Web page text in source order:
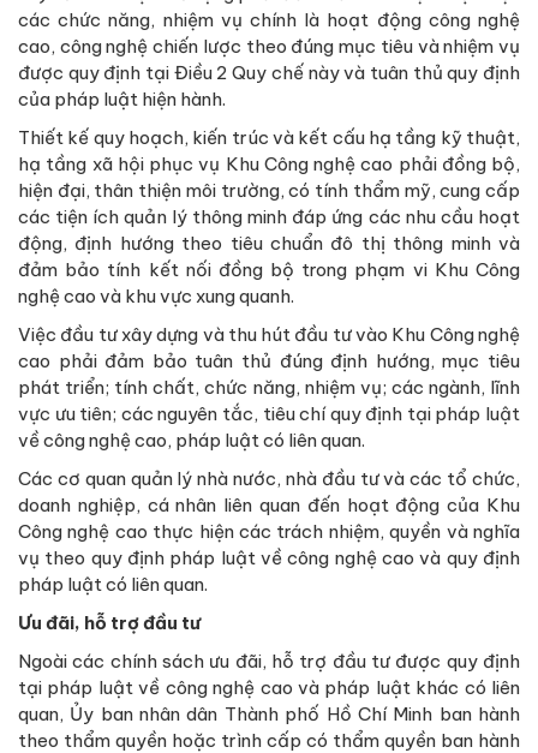
các chức năng, nhiệm vụ chính là hoạt động công nghệ
cao, công nghệ chiến lược theo đúng mục tiêu và nhiệm vụ
được quy định tại Điều 2 Quy chế này và tuân thủ quy định
của pháp luật hiện hành.
Thiết kế quy hoạch, kiến trúc và kết cấu hạ tầng kỹ thuật,
hạ tầng xã hội phục vụ Khu Công nghệ cao phải đồng bộ,
hiện đại, thân thiện môi trường, có tính thẩm mỹ, cung cấp
các tiện ích quản lý thông minh đáp ứng các nhu cầu hoạt
động, định hướng theo tiêu chuẩn đô thị thông minh và
đảm bảo tính kết nối đồng bộ trong phạm vi Khu Công
nghệ cao và khu vực xung quanh.
Việc đầu tư xây dựng và thu hút đầu tư vào Khu Công nghệ
cao phải đảm bảo tuân thủ đúng định hướng, mục tiêu
phát triển; tính chất, chức năng, nhiệm vụ; các ngành, lĩnh
vực ưu tiên; các nguyên tắc, tiêu chí quy định tại pháp luật
về công nghệ cao, pháp luật có liên quan.
Các cơ quan quản lý nhà nước, nhà đầu tư và các tổ chức,
doanh nghiệp, cá nhân liên quan đến hoạt động của Khu
Công nghệ cao thực hiện các trách nhiệm, quyền và nghĩa
vụ theo quy định pháp luật về công nghệ cao và quy định
pháp luật có liên quan.
Ưu đãi, hỗ trợ đầu tư
Ngoài các chính sách ưu đãi, hỗ trợ đầu tư được quy định
tại pháp luật về công nghệ cao và pháp luật khác có liên
quan, Ủy ban nhân dân Thành phố Hồ Chí Minh ban hành
theo thẩm quyền hoặc trình cấp có thẩm quyền ban hành